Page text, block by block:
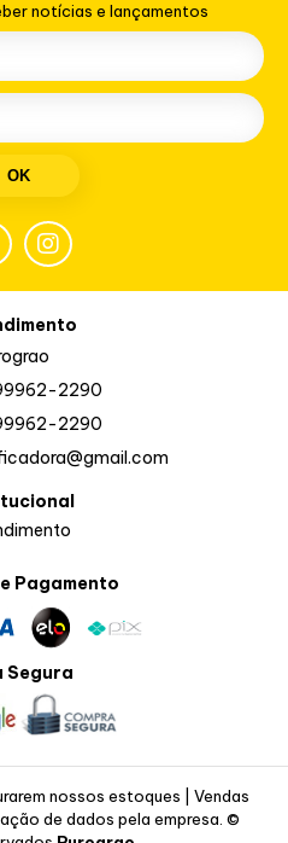
notícias e lançamentos
OK
2290
2290
Pagamento
Segura
nossos estoques | Vendas
de dados pela empresa. ©